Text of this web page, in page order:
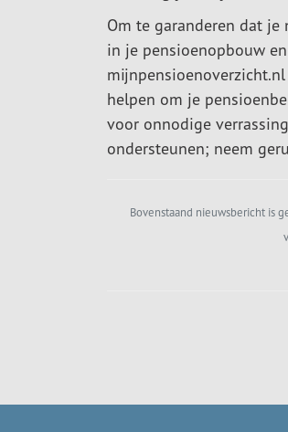
Om te garanderen dat
in je pensioenopbouw
helpen om je
voor onnodige
ondersteunen; neem
Bovenstaand nieuwsbericht is